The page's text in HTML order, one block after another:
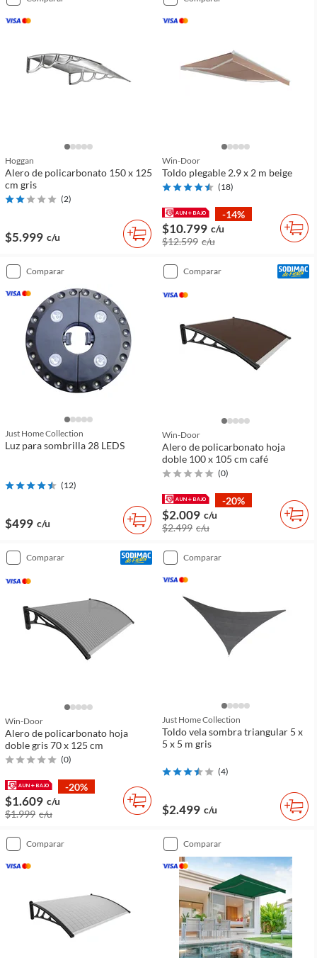
Hoggan
Alero de policarbonato 150 x 125
cm gris
(2)
$5.999 c/u
Win-Door
Toldo plegable 2.9 x 2 m beige
(18)
-14%
$10.799 c/u
$12.599 c/u
comparar
Just Home Collection
Luz para sombrilla 28 LEDS
(12)
$499 c/u
comparar
Win-Door
Alero de policarbonato hoja
doble 100 x 105 cm café
(0)
-20%
$2.009 c/u
$2.499 c/u
comparar
Win-Door
Alero de policarbonato hoja
doble gris 70 x 125 cm
(0)
-20%
$1.609 c/u
$1.999 c/u
comparar
Just Home Collection
Toldo vela sombra triangular 5 x
5 x 5 m gris
(4)
$2.499 c/u
comparar comparar